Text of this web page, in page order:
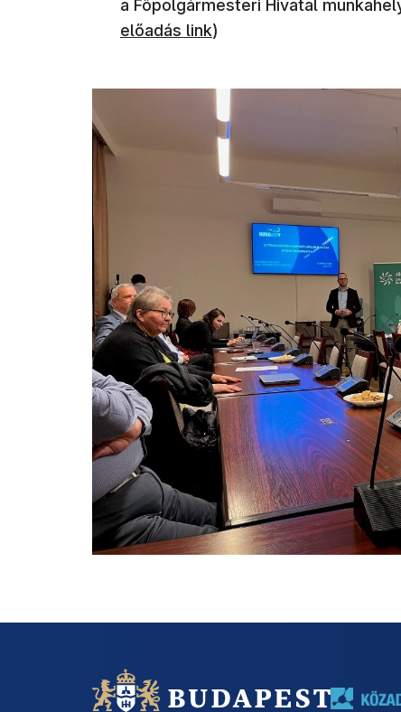
a Főpolgármesteri Hivatal
előadás link​)